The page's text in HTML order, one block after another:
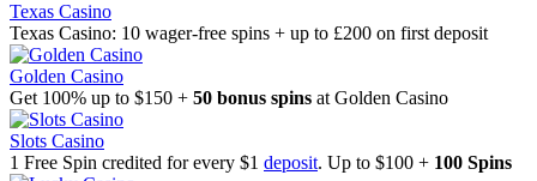
Texas Casino
Texas Casino: 10 wager-free spins + up to £200 on first deposit
Golden Casino
Get 100% up to $150 + 50 bonus spins at Golden Casino
Slots Casino
1 Free Spin credited for every $1 deposit. Up to $100 + 100 Spins